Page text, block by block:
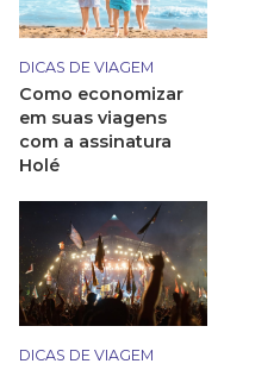
DICAS DE VIAGEM
Como economizar
em suas viagens
com a assinatura
Holé
DICAS DE VIAGEM